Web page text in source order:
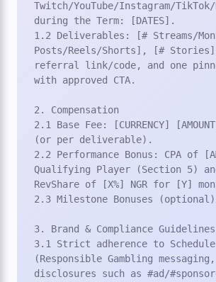
Twitch/YouTube/Instagram/
during the Term: [DATES].
1.2 Deliverables: [# Streams/
Posts/Reels/Shorts], [#
referral link/code, and one
with approved CTA.
2. Compensation
2.1 Base Fee: [CURRENCY]
(or per deliverable).
2.2 Performance Bonus: CPA of
Qualifying Player (Section 5)
RevShare of [X%] NGR for [Y]
2.3 Milestone Bonuses
3. Brand & Compliance Guidelines
3.1 Strict adherence to
(Responsible Gambling
disclosures such as #ad/